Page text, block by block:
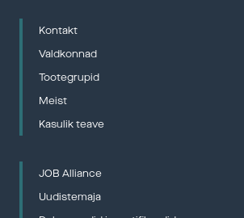
Kontakt
Valdkonnad
Tootegrupid
Meist
Kasulik teave
JOB Alliance
Uudistemaja